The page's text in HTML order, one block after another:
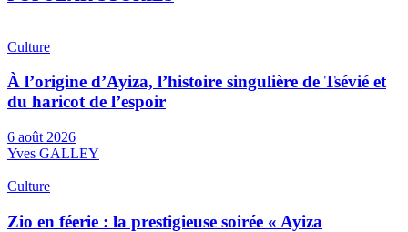
Culture
À l’origine d’Ayiza, l’histoire singulière de Tsévié et
du haricot de l’espoir
6 août 2026
Yves GALLEY
Culture
Zio en féerie : la prestigieuse soirée « Ayiza